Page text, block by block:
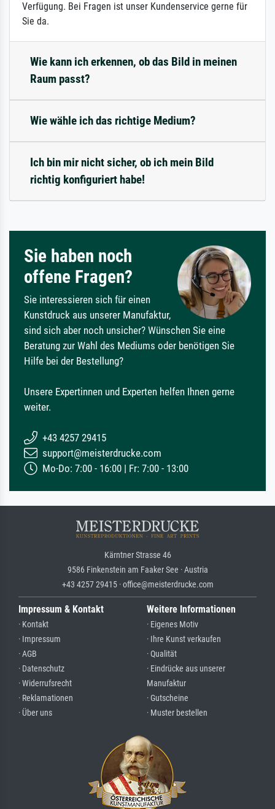
Verfügung. Bei Fragen ist unser Kundenservice gerne für
Sie da.
Wie kann ich erkennen, ob das Bild in meinen
Raum passt?
Wie wähle ich das richtige Medium?
Ich bin mir nicht sicher, ob ich mein Bild
richtig konfiguriert habe!
Sie haben noch
offene Fragen?
Sie interessieren sich für einen
Kunstdruck aus unserer Manufaktur,
sind sich aber noch unsicher? Wünschen Sie eine
Beratung zur Wahl des Mediums oder benötigen Sie
Hilfe bei der Bestellung?
Unsere Expertinnen und Experten helfen Ihnen gerne
weiter.
+43 4257 29415
support@meisterdrucke.com
Mo-Do: 7:00 - 16:00 | Fr: 7:00 - 13:00
Kärntner Strasse 46
9586 Finkenstein am Faaker See · Austria
+43 4257 29415 · office@meisterdrucke.com
Impressum & Kontakt
· Kontakt
· Impressum
· AGB
· Datenschutz
· Widerrufsrecht
· Reklamationen
· Über uns
Weitere Informationen
· Eigenes Motiv
· Ihre Kunst verkaufen
· Qualität
· Eindrücke aus unserer
Manufaktur
· Gutscheine
· Muster bestellen